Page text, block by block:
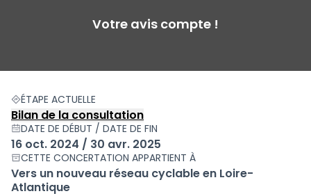
Votre avis compte !
ÉTAPE ACTUELLE
Bilan de la consultation
DATE DE DÉBUT / DATE DE FIN
16 oct. 2024 / 30 avr. 2025
CETTE CONCERTATION APPARTIENT À
Vers un nouveau réseau cyclable en Loire-
Atlantique